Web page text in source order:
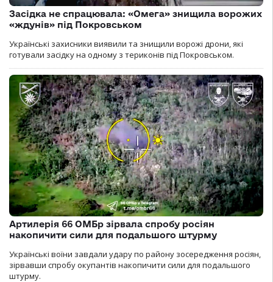
Засідка не спрацювала: «Омега» знищила ворожих
«ждунів» під Покровськом
Українські захисники виявили та знищили ворожі дрони, які
готували засідку на одному з териконів під Покровськом.
Артилерія 66 ОМБр зірвала спробу росіян
накопичити сили для подальшого штурму
Українські воїни завдали удару по району зосередження росіян,
зірвавши спробу окупантів накопичити сили для подальшого
штурму.